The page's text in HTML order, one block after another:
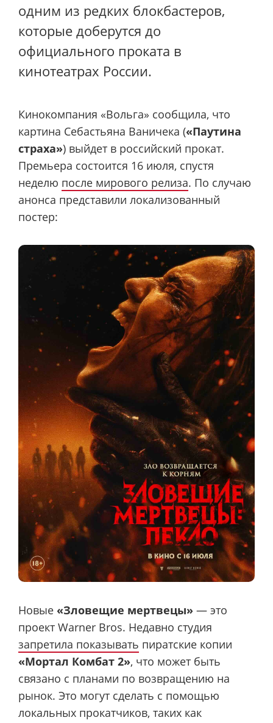
одним из редких блокбастеров,
которые доберутся до
официального проката в
кинотеатрах России.
Кинокомпания «Вольга» сообщила, что
картина Себастьяна Ваничека («Паутина
страха») выйдет в российский прокат.
Премьера состоится 16 июля, спустя
неделю после мирового релиза. По случаю
анонса представили локализованный
постер:
Новые «Зловещие мертвецы» — это
проект Warner Bros. Недавно студия
запретила показывать пиратские копии
«Мортал Комбат 2», что может быть
связано с планами по возвращению на
рынок. Это могут сделать с помощью
локальных прокатчиков, таких как